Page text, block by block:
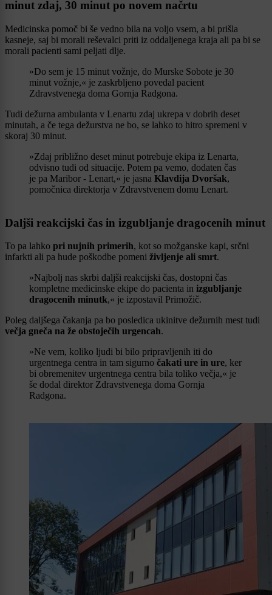
minut zdaj, 30 minut po novem načrtu
Medicinska pomoč bi še vedno bila na voljo vsem, a bi prišla
kasneje, saj bi morali reševalci priti iz oddaljenega kraja ali pa bi se
morali pacienti sami peljati dlje.
»Do sem je 15 minut vožnje, do Murske Sobote je 30
minut vožnje,« je zaskrbljeno povedal pacient
Zdravstvenega doma Gornja Radgona.
Tudi dežurna ambulanta v Lenartu zdaj ukrepa v dobrih deset
minutah, a če tega dežurstva ne bo, se lahko to hitro spremeni v
skoraj 30 minut.
»Zdaj približno deset minut potrebuje ekipa iz Lenarta,
odvisno tudi od situacije. Potem pa vemo, dodaten čas
je pa Maribor - Lenart,« je jasna Klavdija Dvoršak,
pomočnica direktorja v Zdravstvenem domu Lenart.
Daljši reakcijski čas in izgubljanje dragocenih minut
To pa lahko pri nujnih primerih, kot so možganske kapi, srčni
infarkti ali pa hude poškodbe pomeni življenje ali smrt.
»Najbolj nas skrbi daljši reakcijski čas, dostopni čas
kompletne medicinske ekipe do pacienta in izgubljanje
dragocenih minutk,« je izpostavil Primožič.
Poleg daljšega čakanja pa bo posledica ukinitve dežurnih mest tudi
večja gneča na že obstoječih urgencah.
»Ne vem, koliko ljudi bi bilo pripravljenih iti do
urgentnega centra in tam sigurno čakati ure in ure, ker
bi obremenitev urgentnega centra bila toliko večja,« je
še dodal direktor Zdravstvenega doma Gornja
Radgona.